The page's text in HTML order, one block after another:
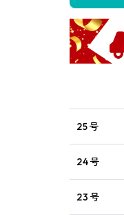
25号
24号
23号